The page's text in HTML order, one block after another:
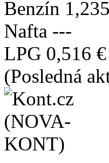
Benzín
Nafta ---
LPG 0,516 €
(Posledná